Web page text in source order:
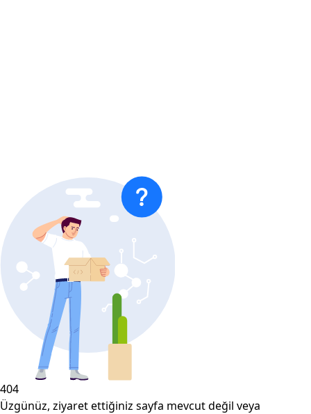
404
Üzgünüz, ziyaret ettiğiniz sayfa mevcut değil veya